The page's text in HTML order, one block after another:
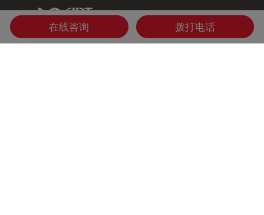
IDT Link
在线咨询 拨打电话